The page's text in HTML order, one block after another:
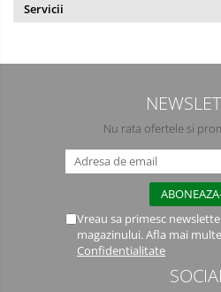
Accesorii
Pantofi fara protectie
Servicii
Nu rata ofertele si
Vreau sa primesc
magazinului. Afla mai
Confidentialitate